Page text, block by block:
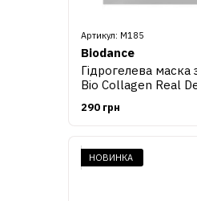
Артикул: М185
Biodance
Гідрогелева
Bio Collagen Real
290 грн
НОВИНКА